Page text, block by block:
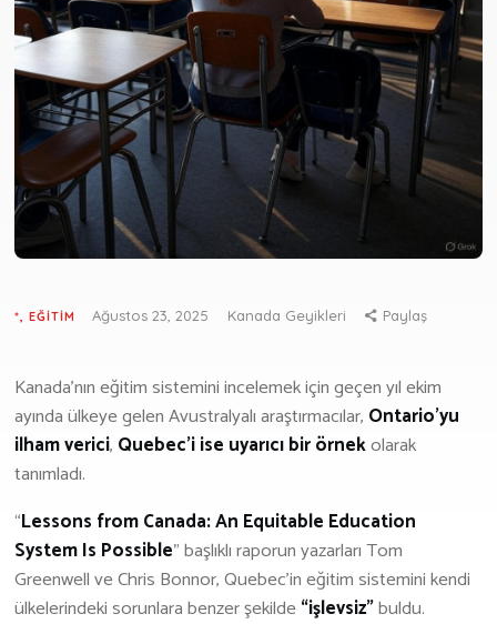
Emlak Formu
GÜNCEL
Haberler
Deneyim
Yaşam
Yazarlarımız
MEDYA
Podcast
HAKKIMIZDA
İLETIŞIM
İş Birliği Ve Sponsorluk
* ,EĞITIM Ağustos 23, 2025 Kanada Geyikleri Paylaş
Kanada’nın eğitim sistemini incelemek için geçen yıl ekim
ayında ülkeye gelen Avustralyalı araştırmacılar, Ontario’yu
ilham verici, Quebec’i ise uyarıcı bir örnekolarak
tanımladı.
“Lessons from Canada: An Equitable Education
System Is Possible” başlıklı raporun yazarları Tom
Greenwell ve Chris Bonnor, Quebec’in eğitim sistemini kendi
ülkelerindeki sorunlara benzer şekilde“işlevsiz”buldu.